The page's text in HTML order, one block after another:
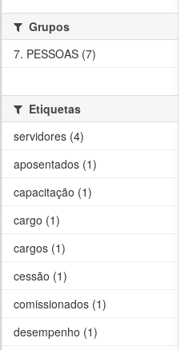
Grupos
7. PESSOAS (7)
Etiquetas
servidores (4)
aposentados (1)
capacitação (1)
cargo (1)
cargos (1)
cessão (1)
comissionados (1)
desempenho (1)